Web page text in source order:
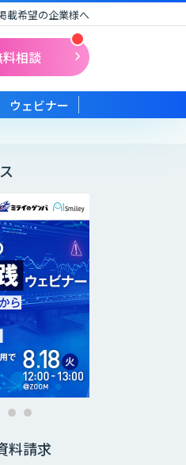
載希望の企業様へ
相談
ウェビナー
料請求